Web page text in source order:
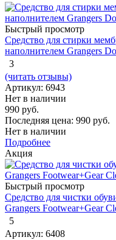
Быстрый просмотр
Средство для стирки
наполнителем Grangers
3
(читать отзывы)
Артикул: 6943
Нет в наличии
990 руб.
Последняя цена: 990 руб.
Нет в наличии
Подробнее
Акция
Быстрый просмотр
Средство для чистки
Grangers Footwear+Gear
5
Артикул: 6408